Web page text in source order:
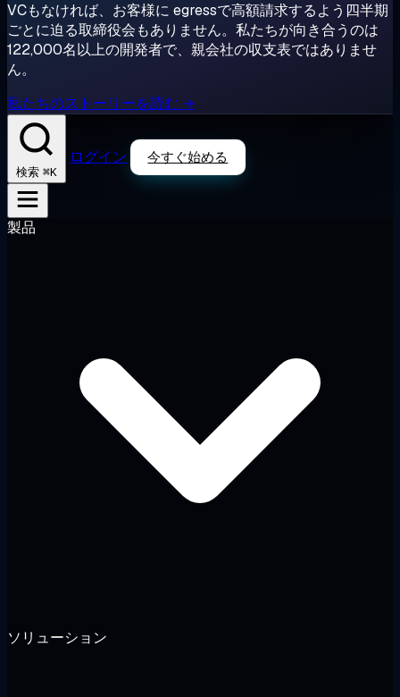
VCもなければ、お客様に egressで高額請求するよう四半期
ごとに迫る取締役会もありません。私たちが向き合うのは
122,000名以上の開発者で、親会社の収支表ではありませ
ん。
私たちのストーリーを読む →
検索 ⌘K
ログイン 今すぐ始める
製品
ソリューション